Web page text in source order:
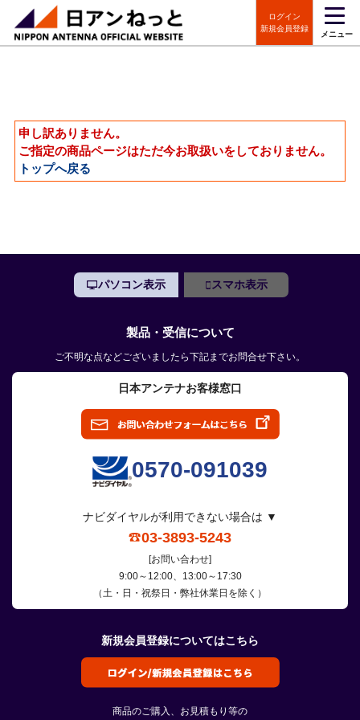
ログイン
新規会員登録
メニュー
申し訳ありません。
ご指定の商品ページはただ今お取扱いをしておりません。
トップへ戻る
パソコン表示 スマホ表示
製品・受信について
ご不明な点などございましたら下記までお問合せ下さい。
日本アンテナお客様窓口
0570-091039
ナビダイヤルが利用できない場合は ▼
03-3893-5243
[お問い合わせ]
9:00～12:00、13:00～17:30
（土・日・祝祭日・弊社休業日を除く）
新規会員登録についてはこちら
商品のご購入、お見積もり等の